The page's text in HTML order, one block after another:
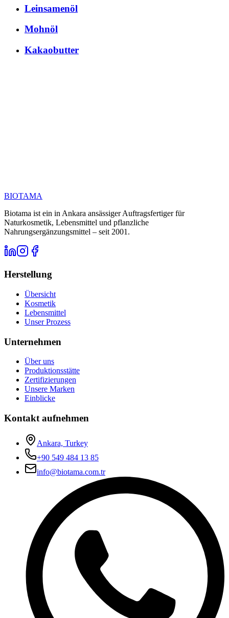
Leinsamenöl
Mohnöl
Kakaobutter
BIOTAMA
Biotama ist ein in Ankara ansässiger Auftragsfertiger für
Naturkosmetik, Lebensmittel und pflanzliche
Nahrungsergänzungsmittel – seit 2001.
Herstellung
Übersicht
Kosmetik
Lebensmittel
Unser Prozess
Unternehmen
Über uns
Produktionsstätte
Zertifizierungen
Unsere Marken
Einblicke
Kontakt aufnehmen
Ankara, Turkey
+90 549 484 13 85
info@biotama.com.tr